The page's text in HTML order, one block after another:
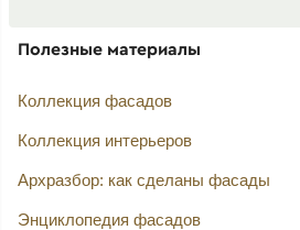
Полезные материалы
Коллекция фасадов
Коллекция интерьеров
Архразбор: как сделаны фасады
Энциклопедия фасадов